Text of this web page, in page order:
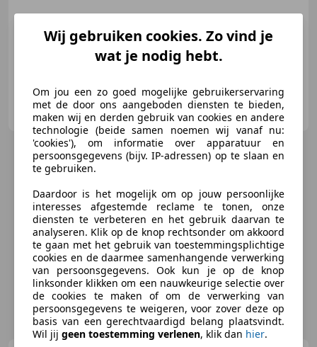
01/1998 220.095 km Benzine 268 kW (364 PK)
Autobedrijf Hazet Ochten B.V.
NL-4051 CA OCHTEN
Wij gebruiken cookies. Zo vind je
wat je nodig hebt.
Om jou een zo goed mogelijke gebruikerservaring
met de door ons aangeboden diensten te bieden,
maken wij en derden gebruik van cookies en andere
technologie (beide samen noemen wij vanaf nu:
'cookies'), om informatie over apparatuur en
persoonsgegevens (bijv. IP-adressen) op te slaan en
te gebruiken.
Daardoor is het mogelijk om op jouw persoonlijke
interesses afgestemde reclame te tonen, onze
diensten te verbeteren en het gebruik daarvan te
analyseren. Klik op de knop rechtsonder om akkoord
te gaan met het gebruik van toestemmingsplichtige
cookies en de daarmee samenhangende verwerking
van persoonsgegevens. Ook kun je op de knop
linksonder klikken om een nauwkeurige selectie over
de cookies te maken of om de verwerking van
persoonsgegevens te weigeren, voor zover deze op
basis van een gerechtvaardigd belang plaatsvindt.
Wil jij geen toestemming verlenen, klik dan hier.